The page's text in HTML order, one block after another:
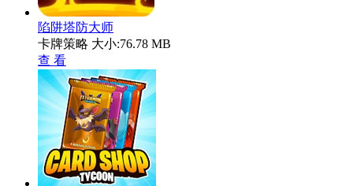
陷阱塔防大师
卡牌策略 大小:76.78 MB
查 看